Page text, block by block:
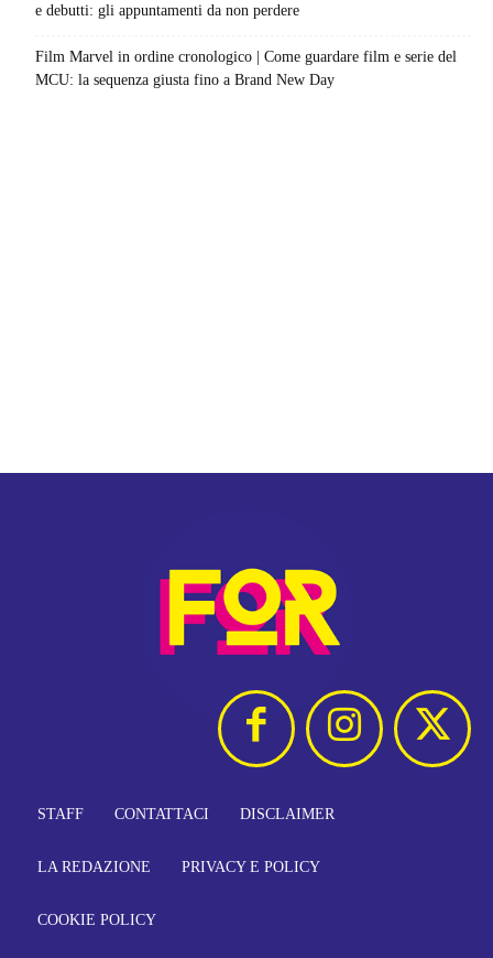
e debutti: gli appuntamenti da non perdere
Film Marvel in ordine cronologico | Come guardare film e serie del
MCU: la sequenza giusta fino a Brand New Day
STAFF CONTATTACI DISCLAIMER
LA REDAZIONE PRIVACY E POLICY
COOKIE POLICY